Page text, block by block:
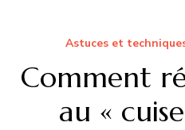
Astuces et
Comment
au «